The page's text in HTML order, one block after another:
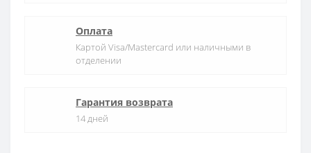
Оплата
Картой Visa/Mastercard или наличными в
отделении
Гарантия возврата
14 дней